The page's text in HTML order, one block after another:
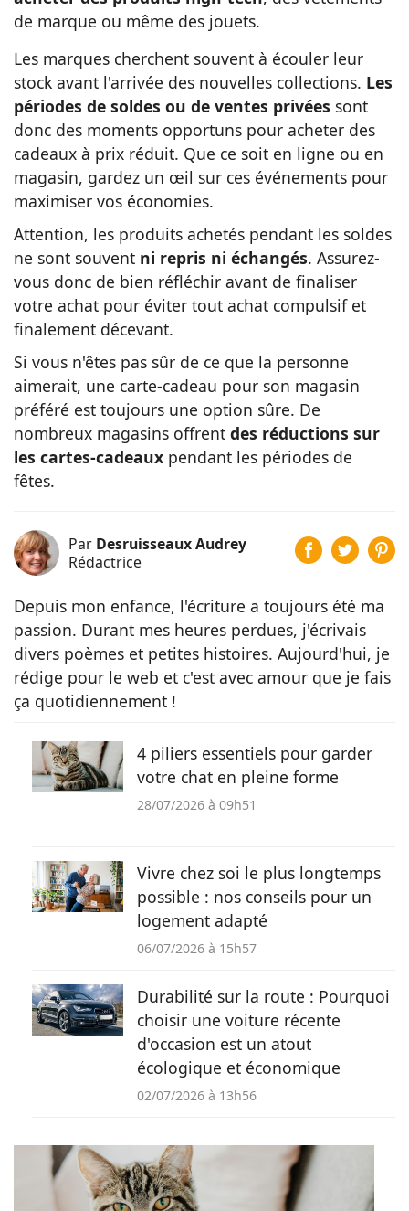
de marque ou même des jouets.
Les marques cherchent souvent à écouler leur
stock avant l'arrivée des nouvelles collections. Les
périodes de soldes ou de ventes privées sont
donc des moments opportuns pour acheter des
cadeaux à prix réduit. Que ce soit en ligne ou en
magasin, gardez un œil sur ces événements pour
maximiser vos économies.
Attention, les produits achetés pendant les soldes
ne sont souvent ni repris ni échangés. Assurez-
vous donc de bien réfléchir avant de finaliser
votre achat pour éviter tout achat compulsif et
finalement décevant.
Si vous n'êtes pas sûr de ce que la personne
aimerait, une carte-cadeau pour son magasin
préféré est toujours une option sûre. De
nombreux magasins offrent des réductions sur
les cartes-cadeaux pendant les périodes de
fêtes.
Par Desruisseaux Audrey
Rédactrice
Depuis mon enfance, l'écriture a toujours été ma
passion. Durant mes heures perdues, j'écrivais
divers poèmes et petites histoires. Aujourd'hui, je
rédige pour le web et c'est avec amour que je fais
ça quotidiennement !
4 piliers essentiels pour garder
votre chat en pleine forme
28/07/2026 à 09h51
Vivre chez soi le plus longtemps
possible : nos conseils pour un
logement adapté
06/07/2026 à 15h57
Durabilité sur la route : Pourquoi
choisir une voiture récente
d'occasion est un atout
écologique et économique
02/07/2026 à 13h56